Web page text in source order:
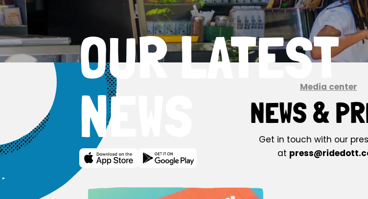
OUR LATEST
NEWS
Media center
NEWS &
Get in touch with our
at